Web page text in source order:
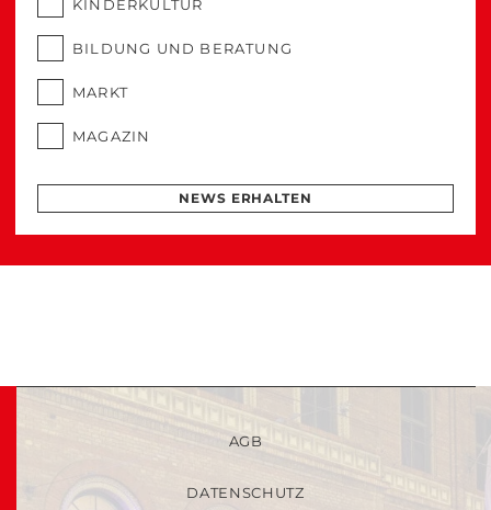
KINDERKULTUR
BILDUNG UND BERATUNG
MARKT
MAGAZIN
NEWS ERHALTEN
AGB
DATENSCHUTZ